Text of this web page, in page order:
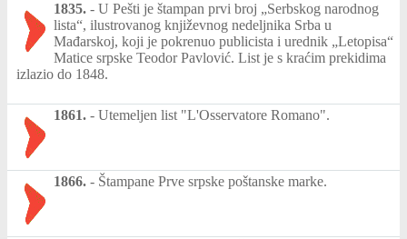
1835. - U Pešti je štampan prvi broj „Serbskog narodnog
lista“, ilustrovanog književnog nedeljnika Srba u
Mađarskoj, koji je pokrenuo publicista i urednik „Letopisa“
Matice srpske Teodor Pavlović. List je s kraćim prekidima
izlazio do 1848.
1861. - Utemeljen list "L'Osservatore Romano".
1866. - Štampane Prve srpske poštanske marke.